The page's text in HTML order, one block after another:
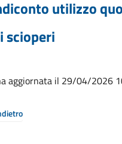
utilizzo
scioperi
aggiornata il 29/04/2026